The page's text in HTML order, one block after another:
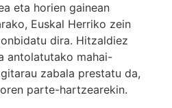
eta horien gainean
Euskal Herriko zein
dira. Hitzaldiez
antolatutako mahai-
zabala prestatu da,
parte-hartzearekin.